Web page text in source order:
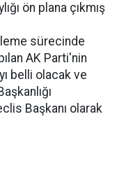
ön plana çıkmış
sürecinde
AK Parti'nin
belli olacak ve
Başkanı olarak